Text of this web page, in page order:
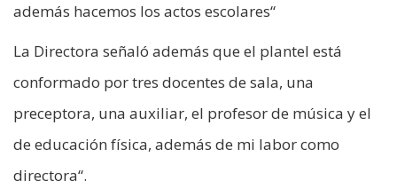
además hacemos los actos escolares“
La Directora señaló además que el plantel está
conformado por tres docentes de sala, una
preceptora, una auxiliar, el profesor de música y el
de educación física, además de mi labor como
directora“.